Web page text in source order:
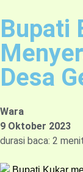
Bupati
Desa
Wara
9 Oktober 2023
durasi baca: 2